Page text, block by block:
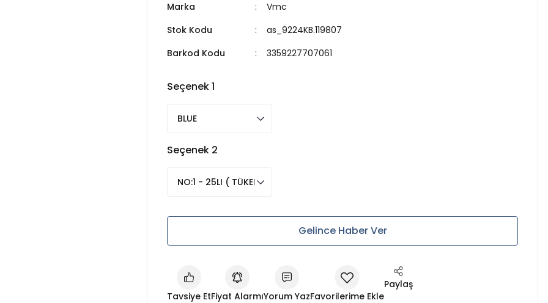
Marka
Vmc
Stok Kodu
as_9224KB.119807
Barkod Kodu
3359227707061
Seçenek 1
Seçenek 2
Gelince Haber Ver
Tavsiye EtFiyat AlarmıYorum Yaz
Paylaş